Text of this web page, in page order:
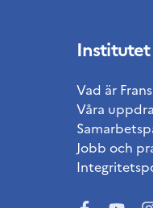
Institutet
Vad är
Våra
Jobb och